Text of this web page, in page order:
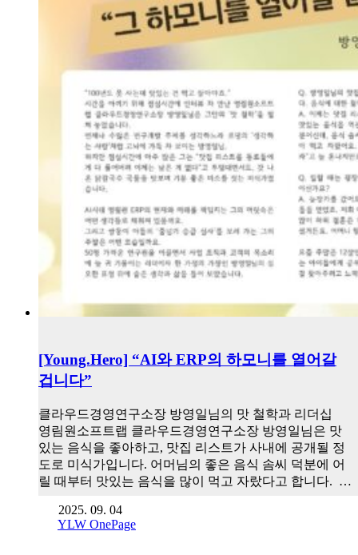
[Young.Hero] “AI와 ERP의 하모니를 열어갈
겁니다”
클라우드경영연구소장 방영일님의 맛 철학과 리더십
영림원소프트랩 클라우드경영연구소장 방영일님은 맛
있는 음식을 좋아하고, 맛집 리스트가 사내에 공개될 정
도로 미식가입니다. 어머님의 좋은 음식 솜씨 덕분에 어
릴 때부터 맛있는 음식을 많이 먹고 자랐다고 합니다. …
2025. 09. 04
YLW OnePage